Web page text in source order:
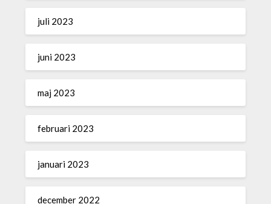
juli 2023
juni 2023
maj 2023
februari 2023
januari 2023
december 2022